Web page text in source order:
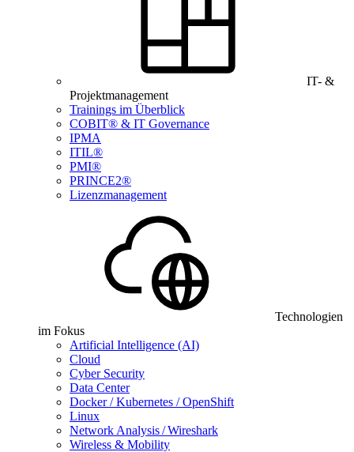
IT- &
Projektmanagement
Trainings im Überblick
COBIT® & IT Governance
IPMA
ITIL®
PMI®
PRINCE2®
Lizenzmanagement
Technologien
im Fokus
Artificial Intelligence (AI)
Cloud
Cyber Security
Data Center
Docker / Kubernetes / OpenShift
Linux
Network Analysis / Wireshark
Wireless & Mobility